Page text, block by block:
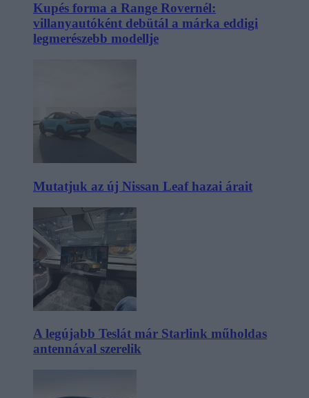
Kupés forma a Range Rovernél:
villanyautóként debütál a márka eddigi
legmerészebb modellje
Mutatjuk az új Nissan Leaf hazai árait
A legújabb Teslát már Starlink műholdas
antennával szerelik